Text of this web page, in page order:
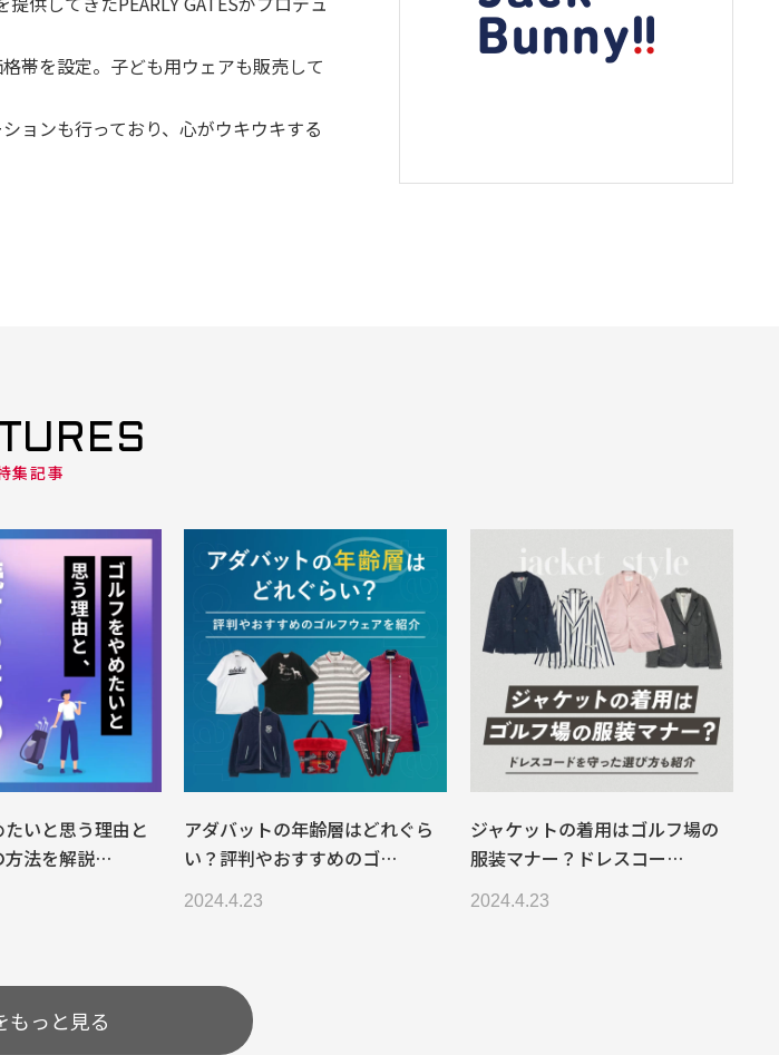
帯を設定。子ども用ウェアも販売して
ョンも行っており、心がウキウキする
集記事
いと思う理由と
方法を解説…
アダバットの年齢層はどれぐら
い？評判やおすすめのゴ…
2024.4.23
ジャケットの着用はゴルフ場の
服装マナー？ドレスコー…
2024.4.23
もっと見る